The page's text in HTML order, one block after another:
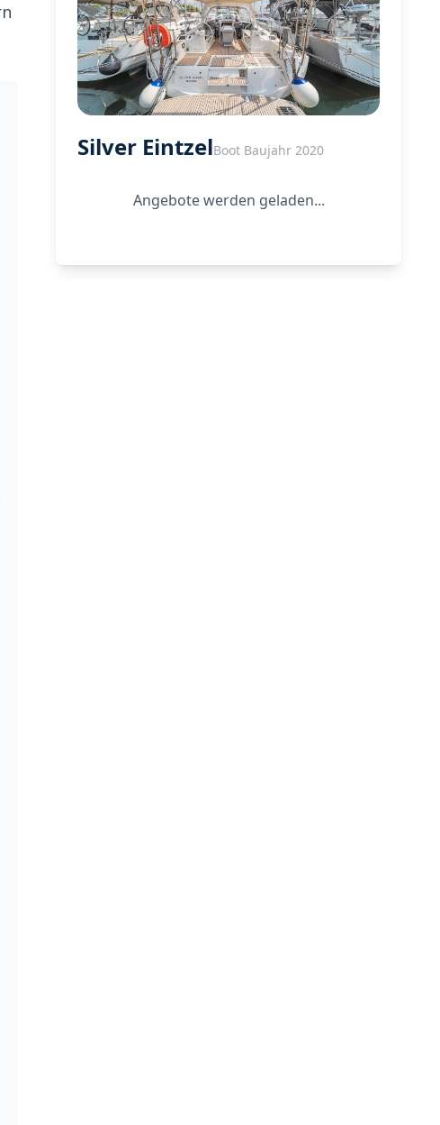
Silver EintzelBoot Baujahr 2020
Angebote werden geladen...